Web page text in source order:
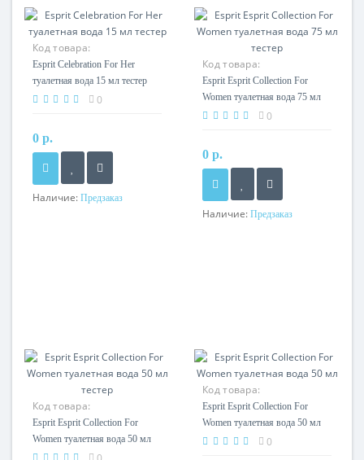
Код товара:
Esprit Celebration For Her
туалетная вода 15 мл тестер
0
0 р.
Наличие: Предзаказ
Код товара:
Esprit Esprit Collection For
Women туалетная вода 75 мл
тестер
0
0 р.
Наличие: Предзаказ
Код товара:
Esprit Esprit Collection For
Women туалетная вода 50 мл
тестер
Код товара:
Esprit Esprit Collection For
Women туалетная вода 50 мл
0